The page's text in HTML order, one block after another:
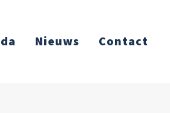
Nieuws Contact